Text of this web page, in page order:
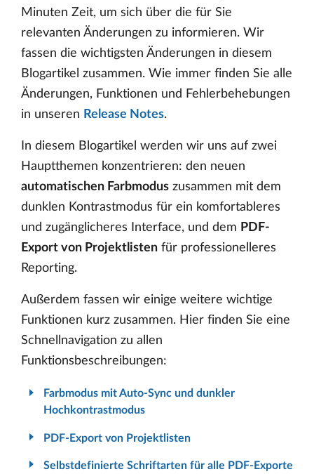
Minuten Zeit, um sich über die für Sie
relevanten Änderungen zu informieren. Wir
fassen die wichtigsten Änderungen in diesem
Blogartikel zusammen. Wie immer finden Sie alle
Änderungen, Funktionen und Fehlerbehebungen
in unseren Release Notes.
In diesem Blogartikel werden wir uns auf zwei
Hauptthemen konzentrieren: den neuen
automatischen Farbmodus zusammen mit dem
dunklen Kontrastmodus für ein komfortableres
und zugänglicheres Interface, und dem PDF-
Export von Projektlisten für professionelleres
Reporting.
Außerdem fassen wir einige weitere wichtige
Funktionen kurz zusammen. Hier finden Sie eine
Schnellnavigation zu allen
Funktionsbeschreibungen:
Farbmodus mit Auto-Sync und dunkler
Hochkontrastmodus
PDF-Export von Projektlisten
Selbstdefinierte Schriftarten für alle PDF-Exporte